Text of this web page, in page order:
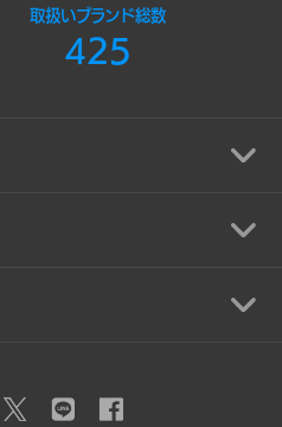
取扱いブランド総数
425